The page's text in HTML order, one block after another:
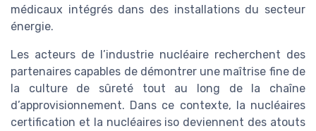
médicaux intégrés dans des installations du secteur
énergie.
Les acteurs de l’industrie nucléaire recherchent des
partenaires capables de démontrer une maîtrise fine de
la culture de sûreté tout au long de la chaîne
d’approvisionnement. Dans ce contexte, la nucléaires
certification et la nucléaires iso deviennent des atouts